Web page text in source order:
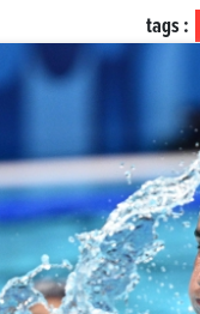
tags :